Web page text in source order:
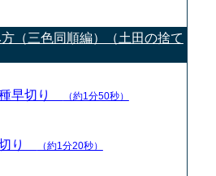
（三色同順編）（土田の捨て
早切り （約1分50秒）
切り （約1分20秒）